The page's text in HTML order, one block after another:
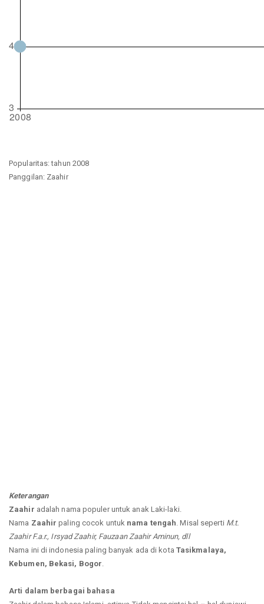
Popularitas: tahun 2008
Panggilan: Zaahir
Keterangan
Zaahir adalah nama populer untuk anak Laki-laki.
Nama Zaahir paling cocok untuk nama tengah . Misal seperti M.t.
Zaahir F.a.r., Irsyad Zaahir, Fauzaan Zaahir Aminun, dll
Nama ini di indonesia paling banyak ada di kota Tasikmalaya,
Kebumen, Bekasi, Bogor
Arti dalam berbagai bahasa